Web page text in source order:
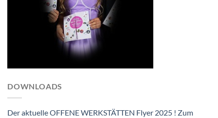
DOWNLOADS
Der aktuelle OFFENE WERKSTÄTTEN Flyer 2025 ! Zum